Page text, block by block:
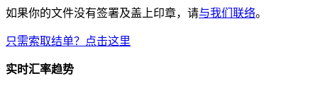
如果你的文件没有签署及盖上印章，请与我们联络。
只需索取结单？点击这里
实时汇率趋势